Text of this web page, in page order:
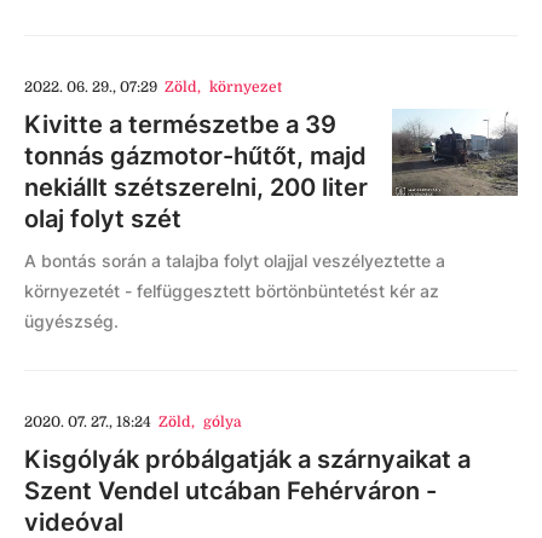
2022. 06. 29., 07:29 Zöld, környezet
Kivitte a természetbe a 39
tonnás gázmotor-hűtőt, majd
nekiállt szétszerelni, 200 liter
olaj folyt szét
A bontás során a talajba folyt olajjal veszélyeztette a
környezetét - felfüggesztett börtönbüntetést kér az
ügyészség.
2020. 07. 27., 18:24 Zöld, gólya
Kisgólyák próbálgatják a szárnyaikat a
Szent Vendel utcában Fehérváron -
videóval